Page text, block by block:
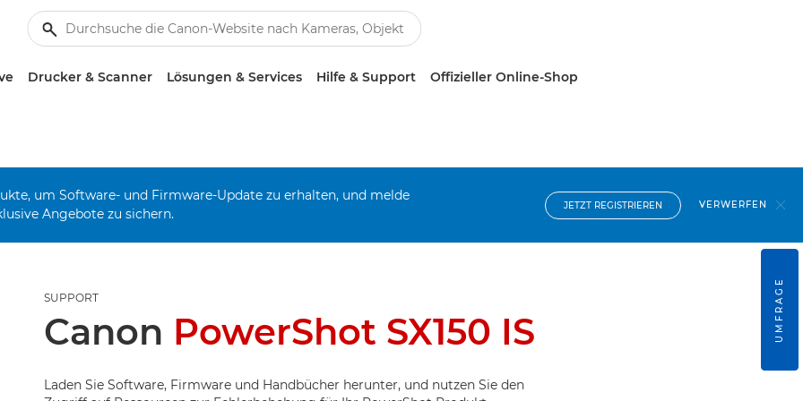
Drucker & Scanner Lösungen & Services Hilfe & Support Offizieller Online-Shop
um Software- und Firmware-Update zu erhalten, und melde
Angebote zu sichern.
JETZT REGISTRIEREN VERWERFEN
SUPPORT
Canon PowerShot SX150 IS
Laden Sie Software, Firmware und Handbücher herunter, und nutzen Sie den
UMFRAGE